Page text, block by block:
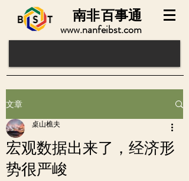
www.nanfeibst.com
百事通
南非
文章
宏观数据出来了，经济形
势很严峻
桌山樵夫